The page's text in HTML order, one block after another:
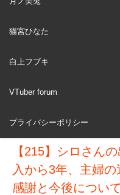
猫宮ひなた
白上フブキ
VTuber forum
プライバシーポリシー
【215】シロさん
入から3年、主婦
感謝と今後について